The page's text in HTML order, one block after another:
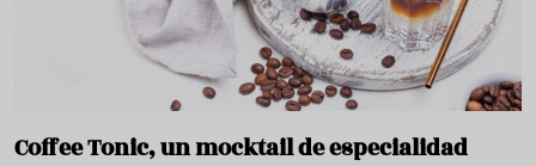
Coffee Tonic, un mocktail de especialidad